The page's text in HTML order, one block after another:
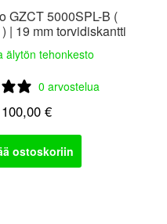
GZCT 5000SPL-B (
| 19 mm torvidiskantti
älytön tehonkesto
0 arvostelua
100,00€
ostoskoriin